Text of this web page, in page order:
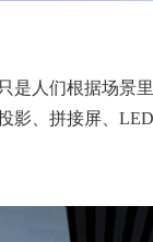
是人们根据场景
影、拼接屏、